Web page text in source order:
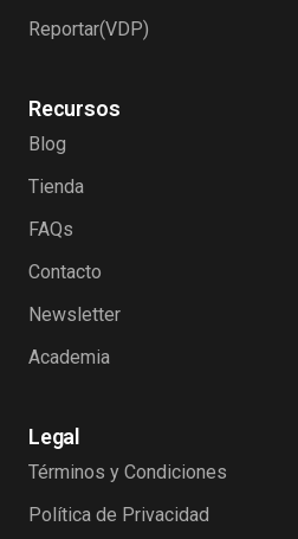
Reportar(VDP)
Recursos
Blog
Tienda
FAQs
Contacto
Newsletter
Academia
Legal
Términos y Condiciones
Política de Privacidad